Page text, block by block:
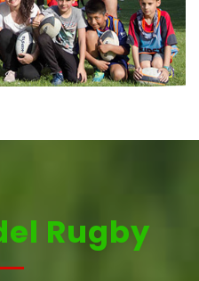
Rugby